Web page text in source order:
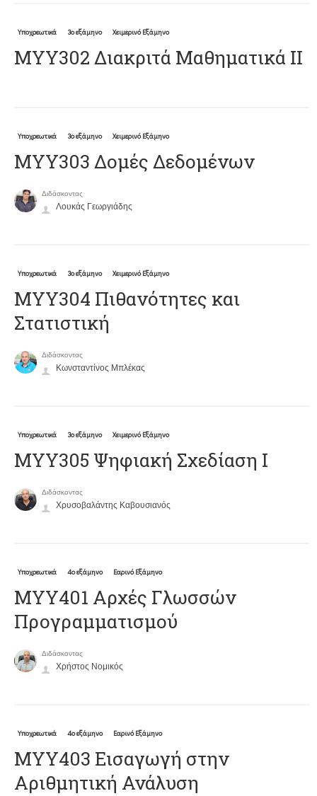
Υποχρεωτικά 3ο εξάμηνο Χειμερινό Εξάμηνο
ΜΥΥ302 Διακριτά Μαθηματικά ΙΙ
Υποχρεωτικά 3ο εξάμηνο Χειμερινό Εξάμηνο
ΜΥΥ303 Δομές Δεδομένων
Διδάσκοντας
Λουκάς Γεωργιάδης
Υποχρεωτικά 3ο εξάμηνο Χειμερινό Εξάμηνο
ΜΥΥ304 Πιθανότητες και
Στατιστική
Διδάσκοντας
Κωνσταντίνος Μπλέκας
Υποχρεωτικά 3ο εξάμηνο Χειμερινό Εξάμηνο
ΜΥΥ305 Ψηφιακή Σχεδίαση Ι
Διδάσκοντας
Χρυσοβαλάντης Καβουσιανός
Υποχρεωτικά 4ο εξάμηνο Εαρινό Εξάμηνο
ΜΥΥ401 Αρχές Γλωσσών
Προγραμματισμού
Διδάσκοντας
Χρήστος Νομικός
Υποχρεωτικά 4ο εξάμηνο Εαρινό Εξάμηνο
ΜΥΥ403 Εισαγωγή στην
Αριθμητική Ανάλυση